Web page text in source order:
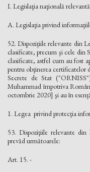
I. Legislaţia naţională relevantă
A. Legislaţia privind
52. Dispoziţiile relevante din
clasificate, precum şi cele din
clasificate, astfel cum au fost
pentru obţinerea
Secrete de Stat
Muhammad împotriva
octombrie 2020] şi au în
1. Legea privind protecţia
53. Dispoziţiile relevante
prevăd următoarele:
Art. 15. -